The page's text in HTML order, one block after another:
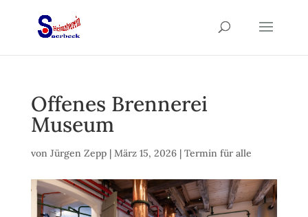
Offenes Brennerei
Museum
von Jürgen Zepp| März 15, 2026| Termin für alle